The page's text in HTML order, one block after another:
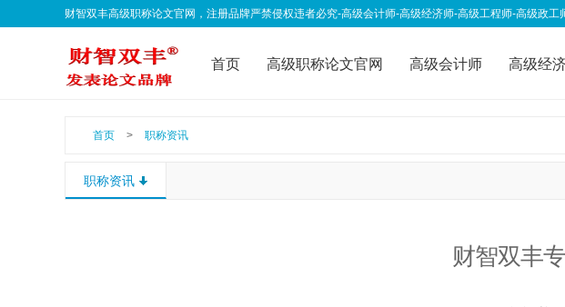
财智双丰高级职称论文官网，注册品牌严禁侵权违者必究-高级会计师-高级经济师-高级工程师-高级政
首页 高级职称论文官网 高级会计师 高级经
首页 > 职称资讯
职称资讯
财智双丰